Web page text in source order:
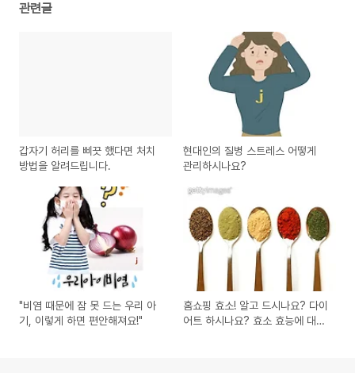
관련글
갑자기 허리를 삐끗 했다면 처치
방법을 알려드립니다.
현대인의 질병 스트레스 어떻게
관리하시나요?
"비염 때문에 잠 못 드는 우리 아
기, 이렇게 하면 편안해져요!"
홈쇼핑 효소! 알고 드시나요? 다이
어트 하시나요? 효소 효능에 대해